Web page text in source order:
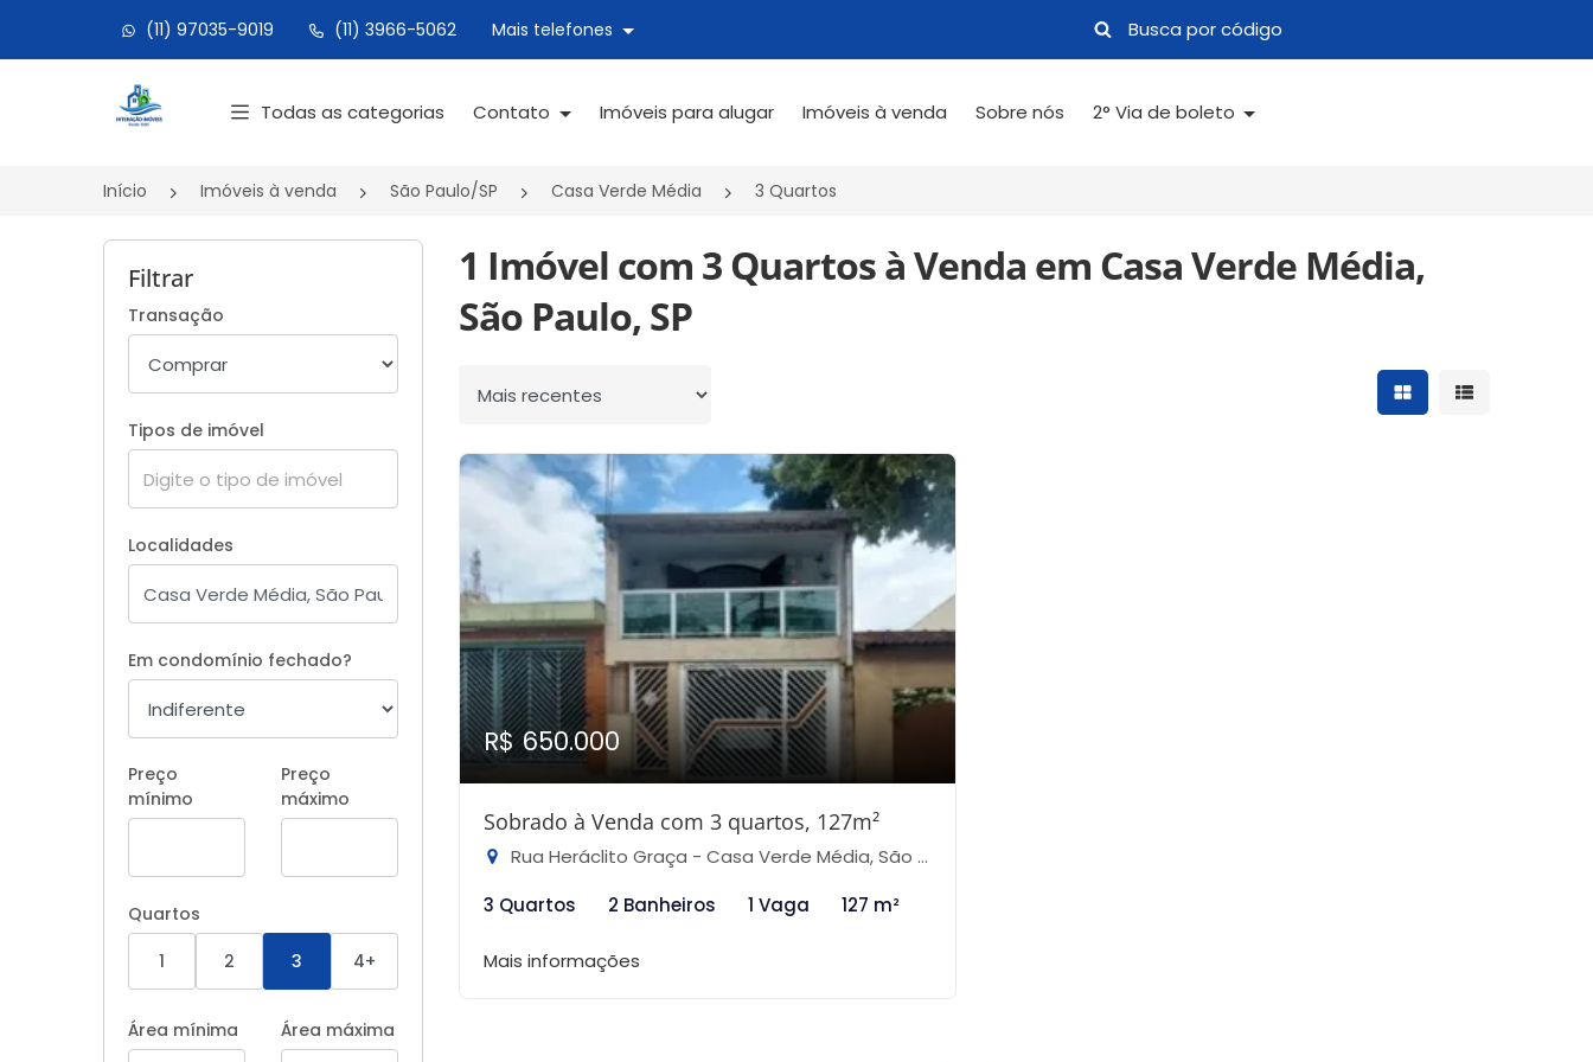
(11) 97035-9019 (11) 3966-5062 Mais telefones
Página inicial
Todas as categorias Contato Imóveis para alugar Imóveis à venda Sobre nós 2° Via de boleto
Início Imóveis à venda São Paulo/SP Casa Verde Média 3 Quartos
Filtrar
Transação
Tipos de imóvel
Localidades
Em condomínio fechado?
Preço
mínimo
Preço
máximo
Quartos
1
2 3 4+
Área mínima Área máxima
1 Imóvel com 3 Quartos à Venda em Casa Verde Média,
São Paulo, SP
Ordenar por Mostrar resultados
Mostrar
R$ 650.000
Sobrado à Venda com 3 quartos, 127m²
Rua Heráclito Graça - Casa Verde Média, São Paulo-SP
3 Quartos
2 Banheiros 1 Vaga 127 m²
Mais informações